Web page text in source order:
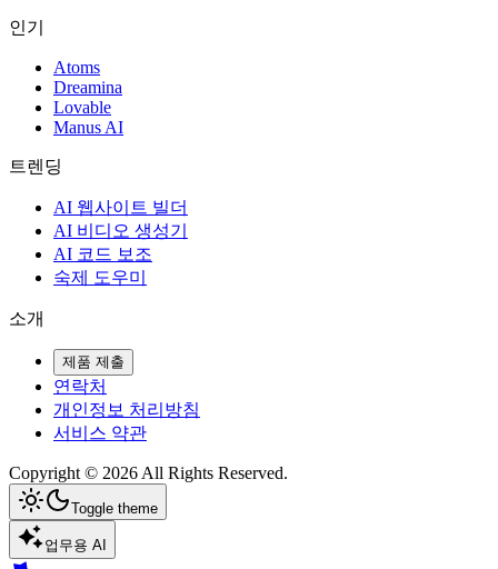
인기
Atoms
Dreamina
Lovable
Manus AI
트렌딩
AI 웹사이트 빌더
AI 비디오 생성기
AI 코드 보조
숙제 도우미
소개
제품 제출
연락처
개인정보 처리방침
서비스 약관
Copyright © 2026All Rights Reserved.
Toggle theme
업무용 AI